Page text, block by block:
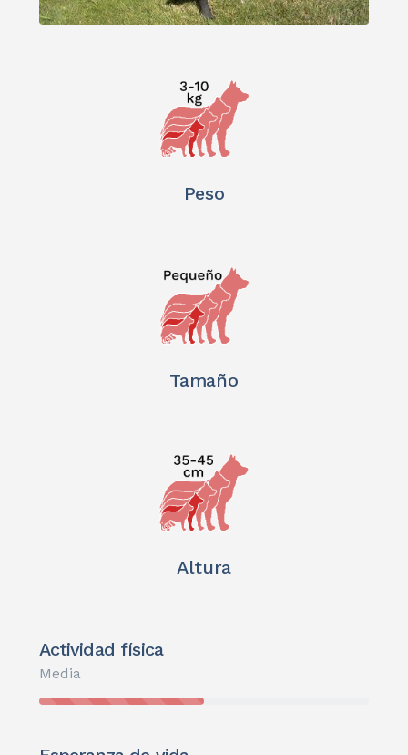
Peso
Tamaño
Altura
Actividad física
Media